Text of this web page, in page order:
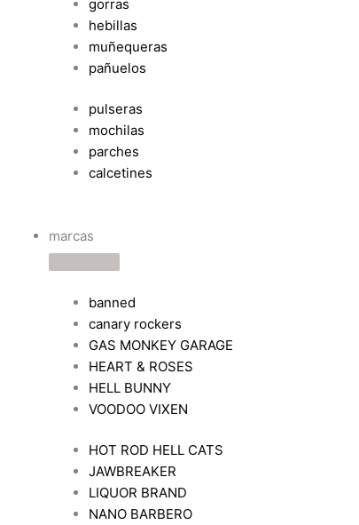
gorras
hebillas
muñequeras
pañuelos
pulseras
mochilas
parches
calcetines
marcas
banned
canary rockers
GAS MONKEY GARAGE
HEART & ROSES
HELL BUNNY
VOODOO VIXEN
HOT ROD HELL CATS
JAWBREAKER
LIQUOR BRAND
NANO BARBERO